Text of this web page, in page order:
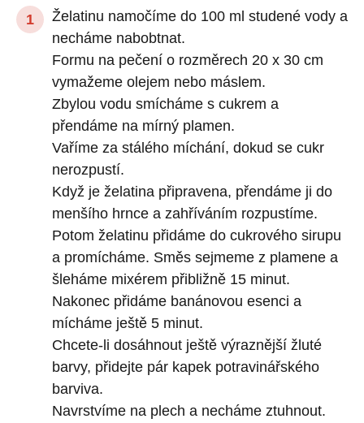
Želatinu namočíme do 100 ml studené vody a
necháme nabobtnat.
Formu na pečení o rozměrech 20 x 30 cm
vymažeme olejem nebo máslem.
Zbylou vodu smícháme s cukrem a
přendáme na mírný plamen.
Vaříme za stálého míchání, dokud se cukr
nerozpustí.
Když je želatina připravena, přendáme ji do
menšího hrnce a zahříváním rozpustíme.
Potom želatinu přidáme do cukrového sirupu
a promícháme. Směs sejmeme z plamene a
šleháme mixérem přibližně 15 minut.
Nakonec přidáme banánovou esenci a
mícháme ještě 5 minut.
Chcete-li dosáhnout ještě výraznější žluté
barvy, přidejte pár kapek potravinářského
barviva.
Navrstvíme na plech a necháme ztuhnout.